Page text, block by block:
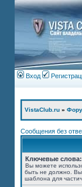
Вход
VistaClub.ru »
Сообщения без
Ключевые слова:
Вы можете
быть не должно.
шаблона для